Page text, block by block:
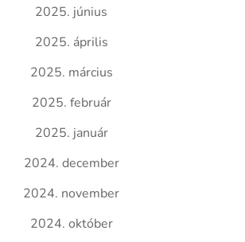
2025. június
2025. április
2025. március
2025. február
2025. január
2024. december
2024. november
2024. október